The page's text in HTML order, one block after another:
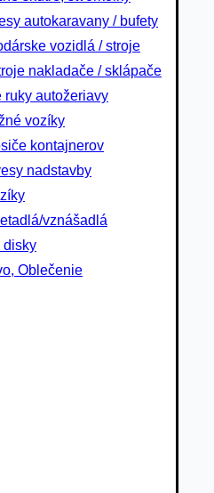
autokaravany / bufety
vozidlá / stroje
nakladače / sklápače
ruky autožeriavy
vozíky
kontajnerov
nadstavby
vznášadlá
disky
Oblečenie